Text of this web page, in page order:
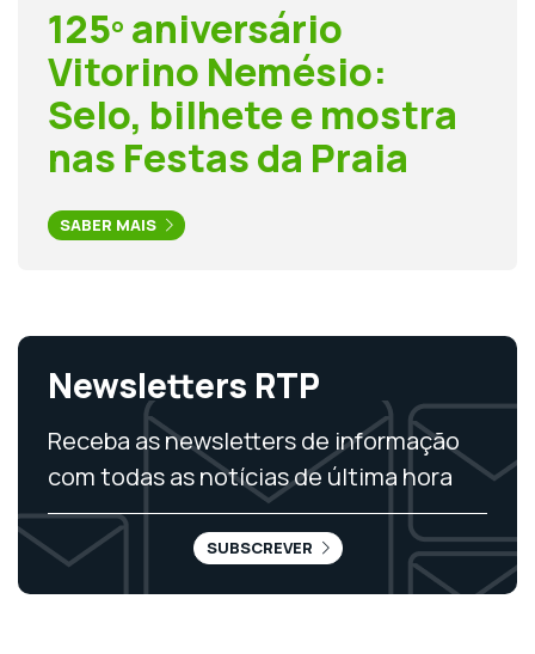
125º aniversário
Vitorino Nemésio:
Selo, bilhete e mostra
nas Festas da Praia
SABER MAIS
Newsletters RTP
Receba as newsletters de informação
com todas as notícias de última hora
SUBSCREVER